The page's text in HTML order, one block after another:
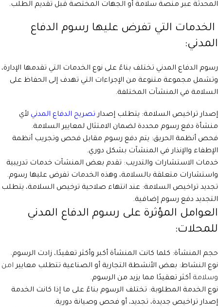
المحدثة عبر منصة سلامة أو الجهات المختصة قبل تقديم الطلب.
الخدمات التي تفرض عليها رسوم الدفاع
المدني:
رسوم الدفاع المدني تختلف بناءً على نوع الخدمات التي تقدمها الإدارة،
وتشمل مجموعة متنوعة من الإجراءات التي تهدف إلى الحفاظ على
السلامة في المنشآت المختلفة.
إصدار تراخيص السلامة: يتطلب إصدار تصريح الدفاع المدني لأي
منشأة دفع رسوم محددة لضمان الامتثال لمعايير السلامة.
فحص أنظمة الحريق: يتم دفع رسوم مقابل فحص وتجريب أنظمة
الإطفاء والإنذار في المنشآت بشكل دوري.
خدمات الاستشارات والتدريب: تقدم بعض المنشآت خدمات تدريبية
واستشارات متعلقة بالسلامة، وهذه الخدمات تفرض عليها رسوم.
تجديد تراخيص السلامة: عند انتهاء صلاحية ترخيص السلامة، يتطلب
التجديد دفع رسوم إضافية.
العوامل المؤثرة على رسوم الدفاع المدني
للمحلات:
حجم المنشأة: كلما كانت المنشأة أكبر وأكثر تعقيدًا، زادت الرسوم.
نوع النشاط: بعض الأنشطة التجارية أو الصناعية تتطلب معاييرامن
وسلامة أكثر تعقيدًا مما يزيد من الرسوم.
نوع الخدمة المطلوبة: تختلف الرسوم بناءً على ما إذا كانت الخدمة
إصدار تراخيص جديدة، تجديد، أو فحص وصيانة دورية.